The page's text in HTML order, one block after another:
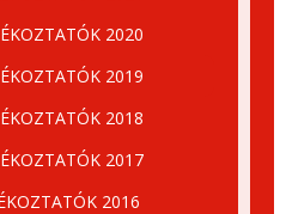
2020
2019
2018
2017
2016